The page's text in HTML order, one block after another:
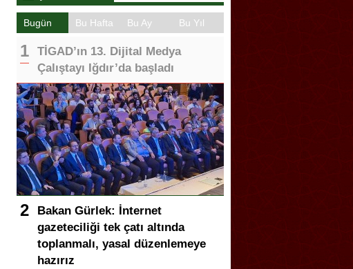
Kılıçdaroğlu Üniversitesi Tercih
Merkezi’ni Ziyaret Etti